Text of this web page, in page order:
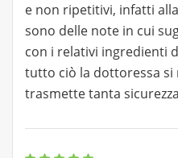
e non ripetitivi, infatti
sono delle note in cui
con i relativi ingredienti
tutto ciò la dottoressa
trasmette tanta